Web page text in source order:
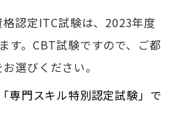
認定ITC試験は、2023年度
す。CBT試験ですので、ご都
選びください。
専門スキル特別認定試験」で